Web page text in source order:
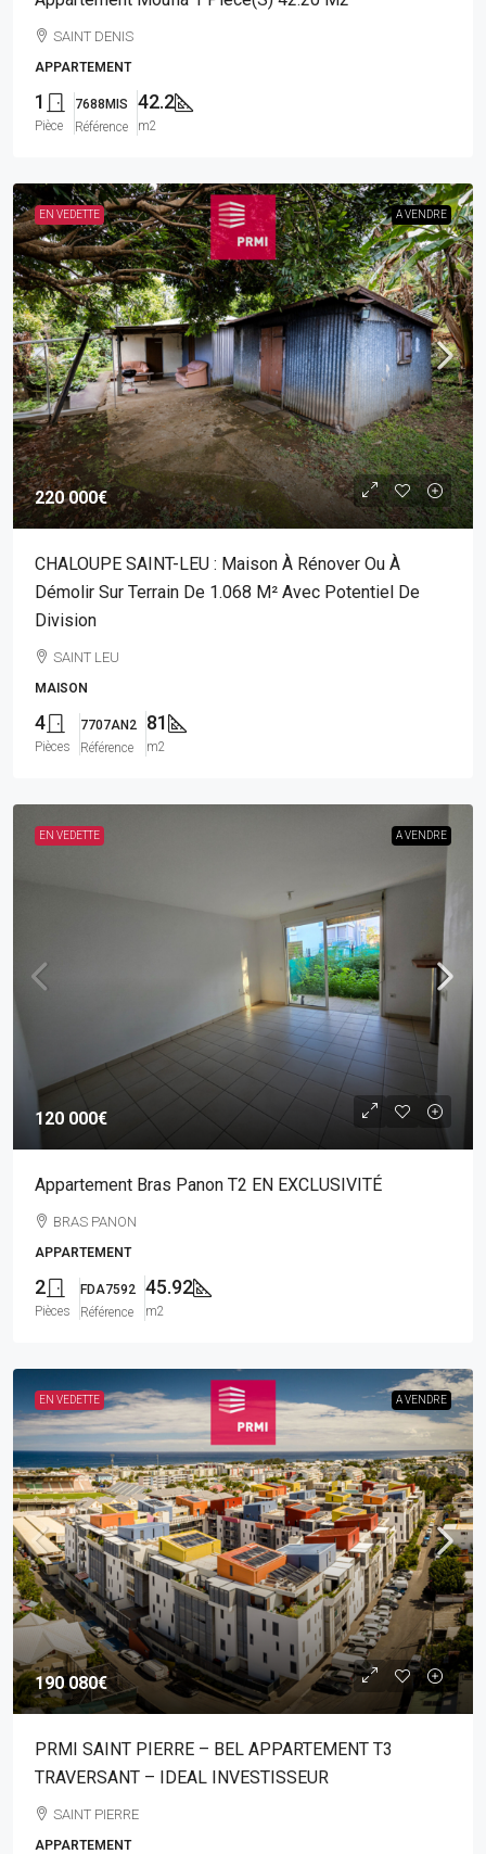
SAINT DENIS
APPARTEMENT
1
Pièce
7688MIS
Référence
42.2
m2
EN VEDETTE A VENDRE
220 000€
CHALOUPE SAINT-LEU : Maison À Rénover Ou À
Démolir Sur Terrain De 1.068 M² Avec Potentiel De
Division
SAINT LEU
MAISON
4
Pièces
7707AN2
Référence
81
m2
EN VEDETTE A VENDRE
120 000€
Appartement Bras Panon T2 EN EXCLUSIVITÉ
BRAS PANON
APPARTEMENT
2
Pièces
FDA7592
Référence
45.92
m2
EN VEDETTE A VENDRE
190 080€
PRMI SAINT PIERRE – BEL APPARTEMENT T3
TRAVERSANT – IDEAL INVESTISSEUR
SAINT PIERRE
APPARTEMENT